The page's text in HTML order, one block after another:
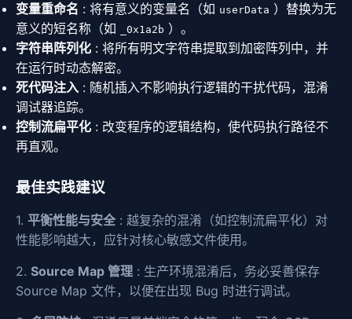
变量重命名 : 将有意义的变量名（如 userData ）替换为无
意义的短名称（如
_0x1a2b ）。
字符串阵列化 : 将所有明文字符串提取到加密阵列中，并
在运行时动态解密。
死代码注入 : 随机插入不影响执行逻辑的干扰代码，混淆
调试器追踪。
控制流扁平化 : 改变程序的逻辑结构，使代码执行路径不
再直观。
最佳实践建议
1. 平衡性能与安全: 越复杂的混淆（如控制流扁平化）对
性能影响越大，应针对核心敏感文件使用。
2. Source Map 管理 : 生产环境混淆后，务必妥善保存
Source Map 文件，以便在出现 Bug 时进行调试。